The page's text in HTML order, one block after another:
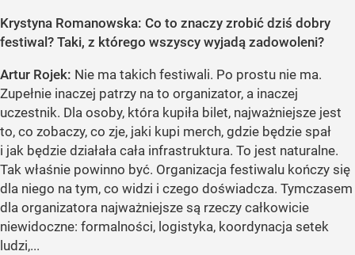
Krystyna Romanowska: Co to znaczy zrobić dziś dobry
festiwal? Taki, z którego wszyscy wyjadą zadowoleni?
Artur Rojek: Nie ma takich festiwali. Po prostu nie ma.
Zupełnie inaczej patrzy na to organizator, a inaczej
uczestnik. Dla osoby, która kupiła bilet, najważniejsze jest
to, co zobaczy, co zje, jaki kupi merch, gdzie będzie spał
i jak będzie działała cała infrastruktura. To jest naturalne.
Tak właśnie powinno być. Organizacja festiwalu kończy się
dla niego na tym, co widzi i czego doświadcza. Tymczasem
dla organizatora najważniejsze są rzeczy całkowicie
niewidoczne: formalności, logistyka, koordynacja setek
ludzi,...